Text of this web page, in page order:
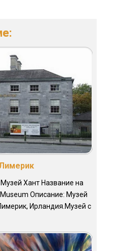
Хант Название на
Описание: Музей
Ирландия.Музей с